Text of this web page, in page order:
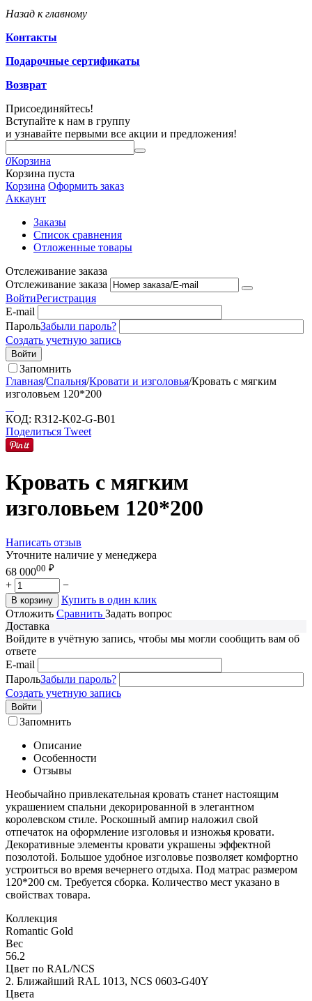
Назад к главному
Контакты
Подарочные сертификаты
Возврат
Присоединяйтесь!
Вступайте к нам в группу
и узнавайте первыми все акции и предложения!
0Корзина
Корзина пуста
Корзина Оформить заказ
Аккаунт
Заказы
Список сравнения
Отложенные товары
Отслеживание заказа
Отслеживание заказа
ВойтиРегистрация
E-mail
ПарольЗабыли пароль?
Создать учетную запись
Войти
Запомнить
Главная/Спальня/Кровати и изголовья/Кровать с мягким
изголовьем 120*200
КОД: R312-K02-G-B01
Поделиться Tweet
Кровать с мягким
изголовьем 120*200
Написать отзыв
Уточните наличие у менеджера
68 00000 ₽
+ −
В корзину
Купить в один клик
Отложить Сравнить Задать вопрос
Доставка
Войдите в учётную запись, чтобы мы могли сообщить вам об
ответе
E-mail
ПарольЗабыли пароль?
Создать учетную запись
Войти
Запомнить
Описание
Особенности
Отзывы
Необычайно привлекательная кровать станет настоящим
украшением спальни декорированной в элегантном
королевском стиле. Роскошный ампир наложил свой
отпечаток на оформление изголовья и изножья кровати.
Декоративные элементы кровати украшены эффектной
позолотой. Большое удобное изголовье позволяет комфортно
устроиться во время вечернего отдыха. Под матрас размером
120*200 см. Требуется сборка. Количество мест указано в
свойствах товара.
Коллекция
Romantic Gold
Вес
56.2
Цвет по RAL/NCS
2. Ближайший RAL 1013, NCS 0603-G40Y
Цвета